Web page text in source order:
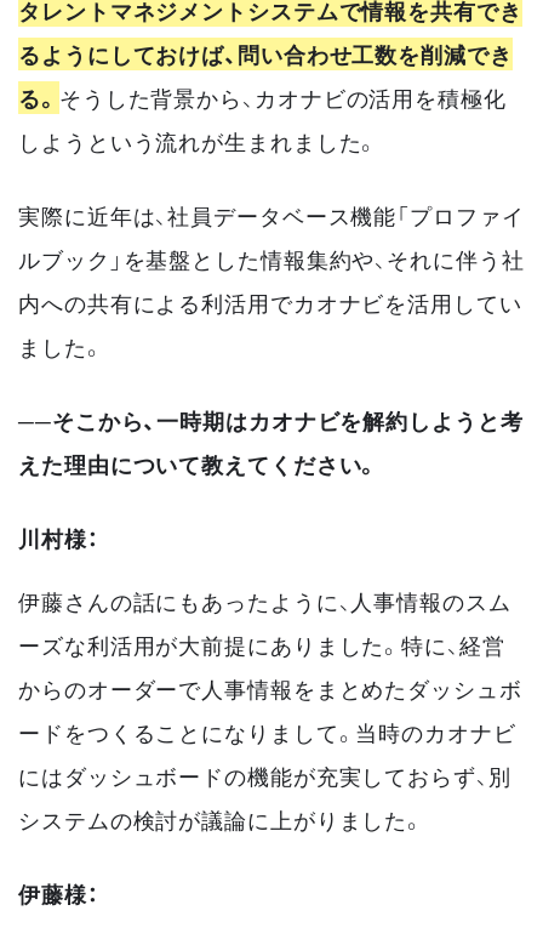
タレントマネジメントシステムで情報を共有でき
るようにしておけば、問い合わせ工数を削減でき
る。 そうした背景から、カオナビの活用を積極化
しようという流れが生まれました。
実際に近年は、社員データベース機能「プロファイ
ルブック」を基盤とした情報集約や、それに伴う社
内への共有による利活用でカオナビを活用してい
ました。
──そこから、一時期はカオナビを解約しようと考
えた理由について教えてください。
川村様：
伊藤さんの話にもあったように、人事情報のスム
ーズな利活用が大前提にありました。特に、経営
からのオーダーで人事情報をまとめたダッシュボ
ードをつくることになりまして。当時のカオナビ
にはダッシュボードの機能が充実しておらず、別
システムの検討が議論に上がりました。
伊藤様：